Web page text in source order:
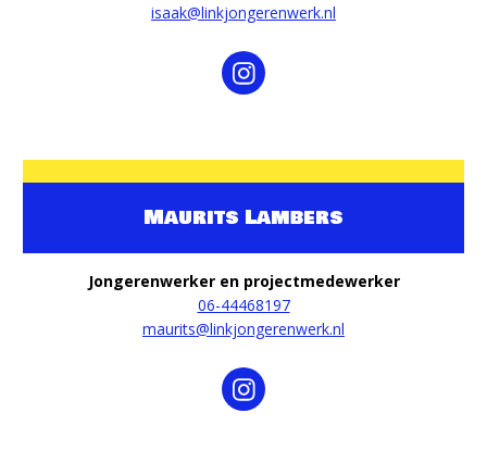
isaak@linkjongerenwerk.nl
Maurits Lambers
Jongerenwerker en projectmedewerker
06-44468197
maurits@linkjongerenwerk.nl